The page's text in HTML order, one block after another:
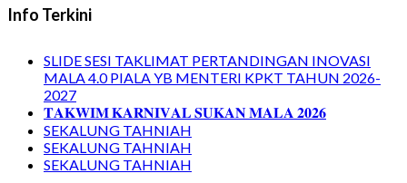
Info Terkini
SLIDE SESI TAKLIMAT PERTANDINGAN INOVASI
MALA 4.0 PIALA YB MENTERI KPKT TAHUN 2026-
2027
𝐓𝐀𝐊𝐖𝐈𝐌 𝐊𝐀𝐑𝐍𝐈𝐕𝐀𝐋 𝐒𝐔𝐊𝐀𝐍 𝐌𝐀𝐋𝐀 𝟐𝟎𝟐𝟔
SEKALUNG TAHNIAH
SEKALUNG TAHNIAH
SEKALUNG TAHNIAH